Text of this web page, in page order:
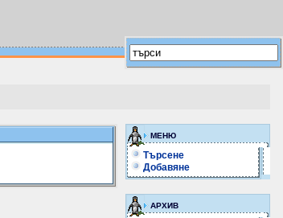
МЕНЮ
Търсене
Добавяне
АРХИВ